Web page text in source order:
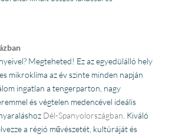
Megteheted! Ez az egyedülálló hely
mikroklíma az év szinte minden napján
ingatlan a tengerparton, nagy
és végtelen medencével ideális
Dél-Spanyolországban . Kiváló
a régió művészetét, kultúráját és